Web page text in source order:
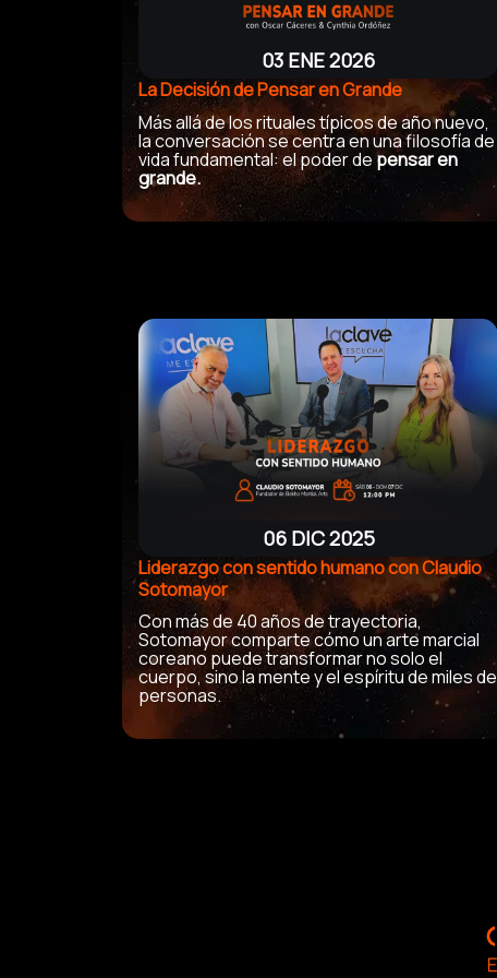
03 ENE 2026
La Decisión de Pensar en Grande
Más allá de los rituales típicos de año nuevo,
la conversación se centra en una filosofía de
vida fundamental: el poder depensar en
grande.
06 DIC 2025
Liderazgo con sentido humano con Claudio
Sotomayor
Con más de 40 años de trayectoria,
Sotomayor comparte cómo un arte marcial
coreano puede transformar no solo el
cuerpo, sino la mente y el espíritu de miles de
personas.